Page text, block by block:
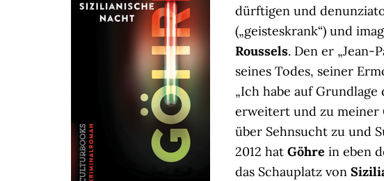
dürftigen und
(„geisteskrank“) und
Roussels. Den er „Jean-
seines Todes, seiner
„Ich habe auf
erweitert und zu meiner
über Sehnsucht zu und
2012 hat Göhre in eben
das Schauplatz von